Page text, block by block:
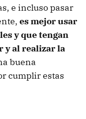
e incluso pasar
es mejor usar
y que tengan
y al realizar la
buena
cumplir estas